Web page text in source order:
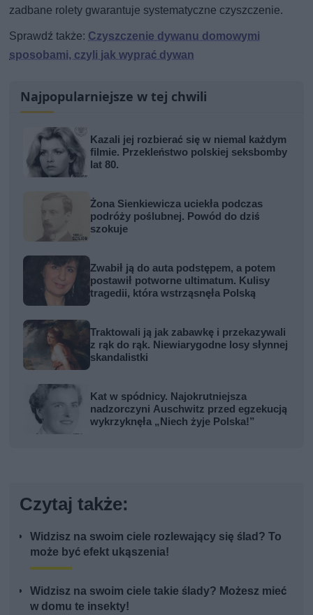
zadbane rolety gwarantuje systematyczne czyszczenie.
Sprawdź także: Czyszczenie dywanu domowymi
sposobami, czyli jak wyprać dywan
Najpopularniejsze w tej chwili
Kazali jej rozbierać się w niemal każdym
filmie. Przekleństwo polskiej seksbomby
lat 80.
Żona Sienkiewicza uciekła podczas
podróży poślubnej. Powód do dziś
szokuje
Zwabił ją do auta podstępem, a potem
postawił potworne ultimatum. Kulisy
tragedii, która wstrząsnęła Polską
Traktowali ją jak zabawkę i przekazywali
z rąk do rąk. Niewiarygodne losy słynnej
skandalistki
Kat w spódnicy. Najokrutniejsza
nadzorczyni Auschwitz przed egzekucją
wykrzyknęła „Niech żyje Polska!”
Czytaj także:
Widzisz na swoim ciele rozlewający się ślad? To
może być efekt ukąszenia!
Widzisz na swoim ciele takie ślady? Możesz mieć
w domu te insekty!